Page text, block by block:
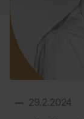
29.2.2024